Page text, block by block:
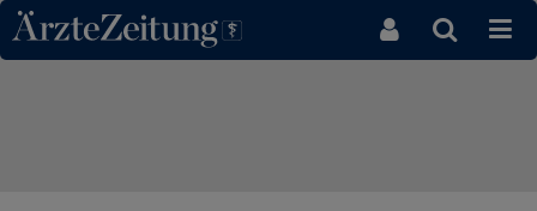
Direkt zum Inhaltsbereich